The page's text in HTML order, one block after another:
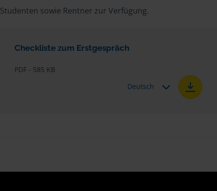
Studenten sowie Rentner zur Verfügung.
Checkliste zum Erstgespräch
PDF - 585 KB
Deutsch